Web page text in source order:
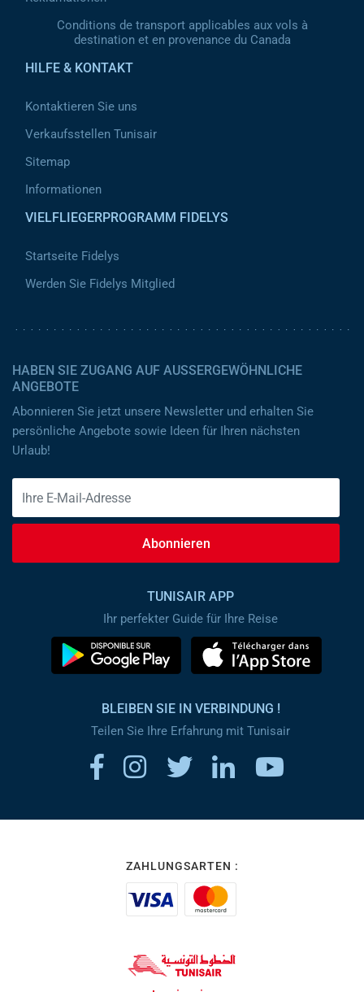
Conditions de transport applicables aux vols à
destination et en provenance du Canada
HILFE & KONTAKT
Kontaktieren Sie uns
Verkaufsstellen Tunisair
Sitemap
Informationen
VIELFLIEGERPROGRAMM FIDELYS
Startseite Fidelys
Werden Sie Fidelys Mitglied
HABEN SIE ZUGANG AUF AUSSERGEWÖHNLICHE A
NGEBOTE
Abonnieren Sie jetzt unsere Newsletter und erhalten Sie
persönliche Angebote sowie Ideen für Ihren nächsten
Urlaub!
Abonnieren
TUNISAIR APP
Ihr perfekter Guide für Ihre Reise
BLEIBEN SIE IN VERBINDUNG !
Teilen Sie Ihre Erfahrung mit Tunisair
ZAHLUNGSARTEN :